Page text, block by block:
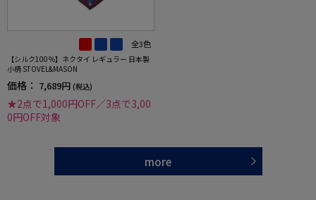
全3色
【シルク100％】ネクタイ レギュラー 日本製
小柄 STOVEL&MASON
価格： 7,689円 (税込)
★2点で1,000円OFF／3点で3,00
0円OFF対象
more